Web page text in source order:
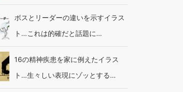
ボスとリーダーの違いを示すイラス
ト…これは的確だと話題に…
16の精神疾患を家に例えたイラス
ト…生々しい表現にゾッとする…